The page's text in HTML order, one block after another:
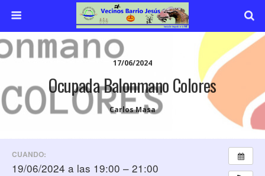
17/06/2024
Ocupada Balonmano Colores
Carlos Masa
CUANDO:
19/06/2024 a las 19:00 – 21:00